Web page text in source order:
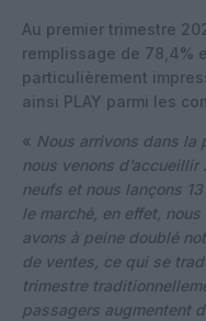
Au premier trimestre
remplissage de 78,4%
particulièrement
ainsi PLAY parmi les
« Nous arrivons dans la
nous venons
neufs et nous lançons
le marché, en effet,
avons à peine doublé
de ventes, ce qui se
trimestre
passagers augmentent